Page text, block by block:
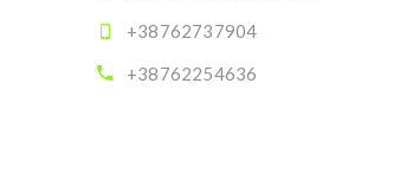
+38762737904
+38762254636